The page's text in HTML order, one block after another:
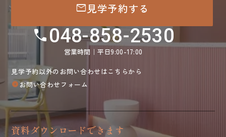
mail見学予約する
call048-858-2530
営業時間｜平日9:00-17:00
見学予約以外のお問い合わせはこちらから
arrow_circle_rightお問い合わせフォーム
資料ダウンロードできます